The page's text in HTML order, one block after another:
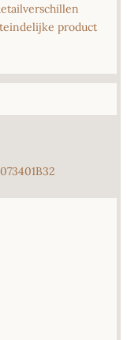
product